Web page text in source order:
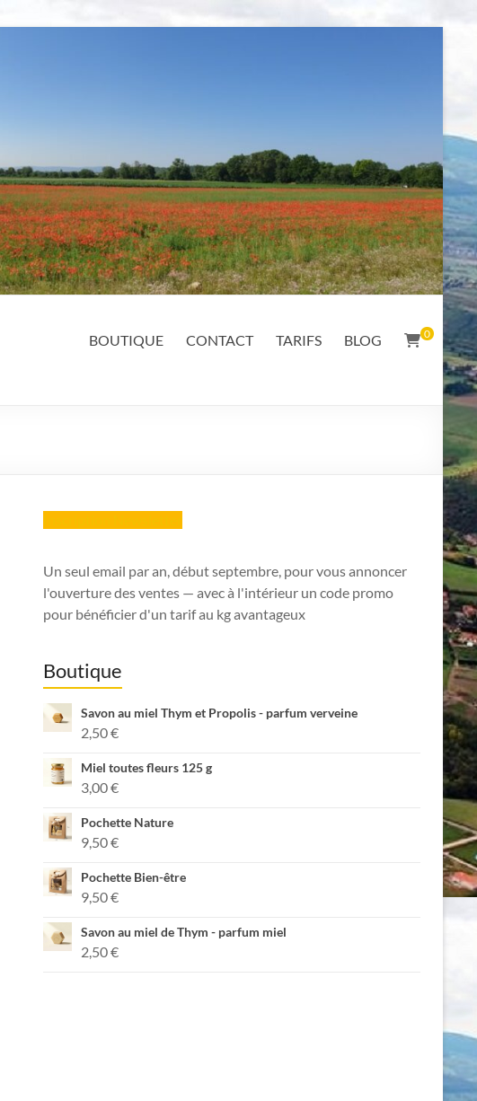
0
BOUTIQUE CONTACT TARIFS BLOG
Un seul email par an, début septembre, pour vous annoncer
l'ouverture des ventes — avec à l'intérieur un code promo
pour bénéficier d'un tarif au kg avantageux
Boutique
Savon au miel Thym et Propolis - parfum verveine
2,50€
Miel toutes fleurs 125 g
3,00€
Pochette Nature
9,50€
Pochette Bien-être
9,50€
Savon au miel de Thym - parfum miel
2,50€